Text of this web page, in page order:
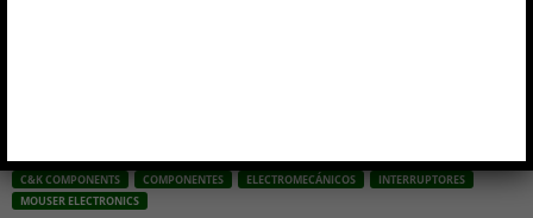
C&K COMPONENTS COMPONENTES ELECTROMECÁNICOS
INTERRUPTORES
MOUSER ELECTRONICS